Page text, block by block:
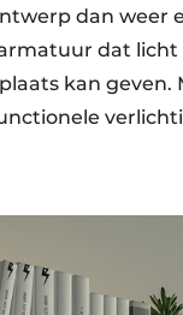
dan weer
dat
kan